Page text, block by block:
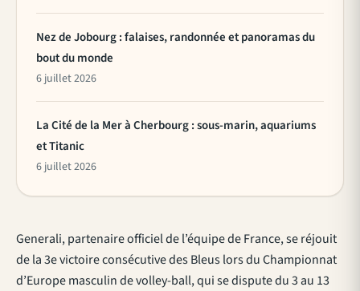
Generali, partenaire officiel de l’équipe de France, se réjouit
de la 3e victoire consécutive des Bleus lors du Championnat
d’Europe masculin de volley-ball, qui se dispute du 3 au 13
Nez de Jobourg : falaises, randonnée et panoramas du
bout du monde
6 juillet 2026
La Cité de la Mer à Cherbourg : sous-marin, aquariums
et Titanic
6 juillet 2026